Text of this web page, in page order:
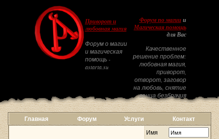
Приворот и
любовная магия
Форум о магии
и магическая
помощь -
astarta.su
Форум по магиии
Магическая помощь
для Вас
Качественное
решение проблем:
любовная магия,
приворот,
отворот, заговор
на любовь, снятие
венца безбрачия
Главная Форум Услуги Контакт
Имя